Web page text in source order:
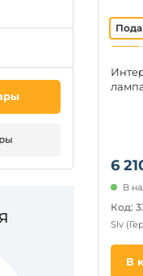
6
В
Код:
Slv
В